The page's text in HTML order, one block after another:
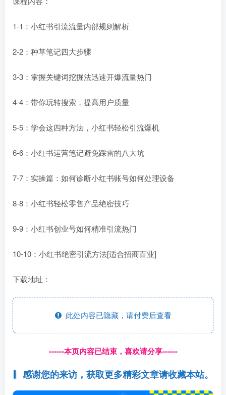
1-1：小红书引流流量内部规则解析
2-2：种草笔记四大步骤
3-3：掌握关键词挖掘法迅速开爆流量热门
4-4：带你玩转搜索，提高用户质量
5-5：学会这四种方法，小红书轻松引流爆机
6-6：小红书运营笔记避免踩雷的八大坑
7-7：实操篇：如何诊断小红书账号如何处理设备
8-8：小红书轻松零售产品绝密技巧
9-9：小红书创业号如何精准引流热门
10-10：小红书绝密引流方法[适合招商百业]
下载地址：
此处内容已隐藏，请付费后查看
------本页内容已结束，喜欢请分享------
感谢您的来访，获取更多精彩文章请收藏本站。